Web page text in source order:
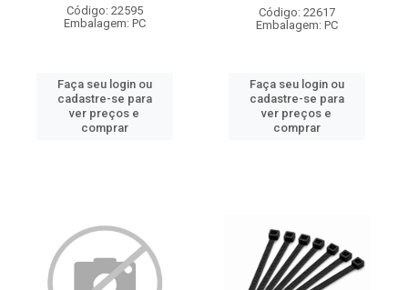
Código: 22595
Embalagem: PC
Faça seu login ou
cadastre-se para
ver preços e
comprar
Código: 22617
Embalagem: PC
Faça seu login ou
cadastre-se para
ver preços e
comprar